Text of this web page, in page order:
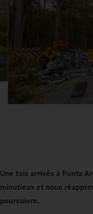
Une fois arrivés à Punta
minutieux et nous
poursuivre.